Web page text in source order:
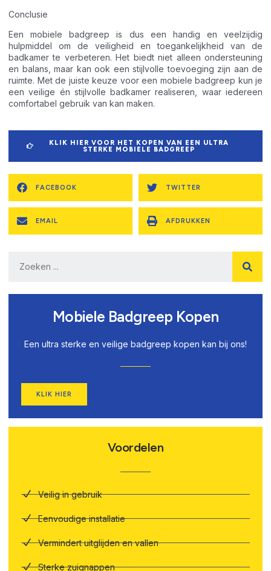
Conclusie
Een mobiele badgreep is dus een handig en veelzijdig
hulpmiddel om de veiligheid en toegankelijkheid van de
badkamer te verbeteren. Het biedt niet alleen ondersteuning
en balans, maar kan ook een stijlvolle toevoeging zijn aan de
ruimte. Met de juiste keuze voor een mobiele badgreep kun je
een veilige én stijlvolle badkamer realiseren, waar iedereen
comfortabel gebruik van kan maken.
KLIK HIER VOOR HET KOPEN VAN EEN ULTRA
STERKE MOBIELE BADGREEP
FACEBOOK TWITTER
EMAIL AFDRUKKEN
Mobiele Badgreep Kopen
Een ultra sterke en veilige badgreep kopen kan bij ons!
KLIK HIER
Voordelen
Veilig in gebruik
Eenvoudige installatie
Vermindert uitglijden en vallen
Sterke zuignappen